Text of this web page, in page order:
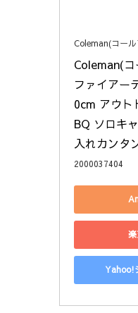
Coleman(コール
Coleman(
ファイアー
0cm アウト
BQ ソロキ
入れカンタ
2000037404
Yahoo!